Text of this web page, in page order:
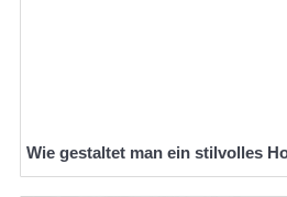
Wie gestaltet man ein stilvolles